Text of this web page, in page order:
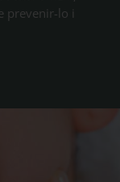
lo i